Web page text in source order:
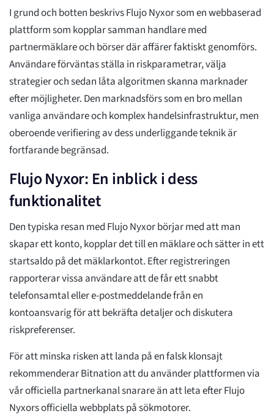
I grund och botten beskrivs Flujo Nyxor som en webbaserad
plattform som kopplar samman handlare med
partnermäklare och börser där affärer faktiskt genomförs.
Användare förväntas ställa in riskparametrar, välja
strategier och sedan låta algoritmen skanna marknader
efter möjligheter. Den marknadsförs som en bro mellan
vanliga användare och komplex handelsinfrastruktur, men
oberoende verifiering av dess underliggande teknik är
fortfarande begränsad.
Flujo Nyxor: En inblick i dess
funktionalitet
Den typiska resan med Flujo Nyxor börjar med att man
skapar ett konto, kopplar det till en mäklare och sätter in ett
startsaldo på det mäklarkontot. Efter registreringen
rapporterar vissa användare att de får ett snabbt
telefonsamtal eller e-postmeddelande från en
kontoansvarig för att bekräfta detaljer och diskutera
riskpreferenser.
För att minska risken att landa på en falsk klonsajt
rekommenderar Bitnation att du använder plattformen via
vår officiella partnerkanal snarare än att leta efter Flujo
Nyxors officiella webbplats på sökmotorer.